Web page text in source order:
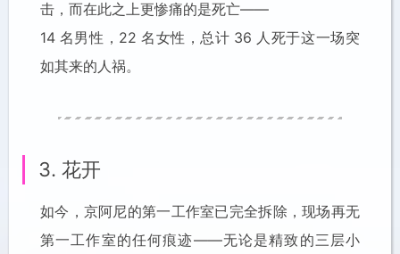
击，而在此之上更惨痛的是死亡——
14 名男性，22 名女性，总计 36 人死于这一场突
如其来的人祸。
3. 花开
如今，京阿尼的第一工作室已完全拆除，现场再无
第一工作室的任何痕迹——无论是精致的三层小